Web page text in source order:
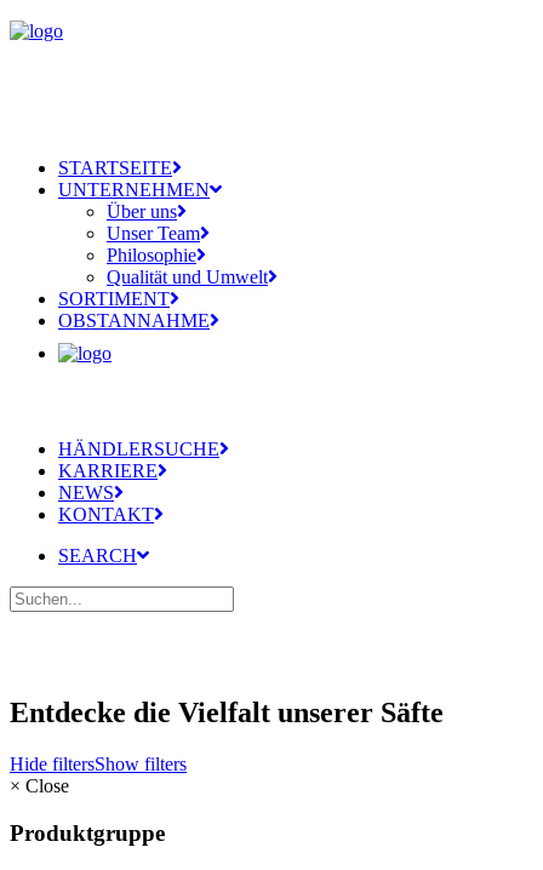
STARTSEITE
UNTERNEHMEN
Über uns
Unser Team
Philosophie
Qualität und Umwelt
SORTIMENT
OBSTANNAHME
HÄNDLERSUCHE
KARRIERE
NEWS
KONTAKT
SEARCH
Entdecke die Vielfalt unserer Säfte
Hide filtersShow filters
× Close
Produktgruppe